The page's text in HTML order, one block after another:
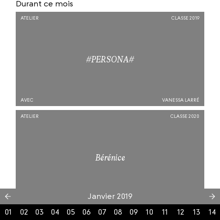
Durant ce mois
#PERSONA#
ATELIER CLASSE 2019
AVEC VANESSA LARRÉ
Bérénice
ATELIER CLASSE 2020
ATELIER CLASSE 2019
Janvier 2019
01
02 03 04 05 06 07 08 09 10 11 12 13 14